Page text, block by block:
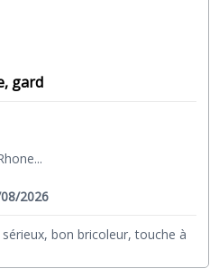
gard
2026
bon bricoleur, touche à